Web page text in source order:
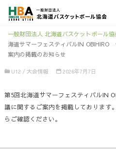
一般財団法人 北海道バスケットボール協
海道サマーフェスティバルIN OBIHIRO
案内の掲載のお知らせ
U12 / 大会情報 2026年7月7日
第5回北海道サマーフェスティバルIN
議に関するご案内を掲載しております
らご確認ください。